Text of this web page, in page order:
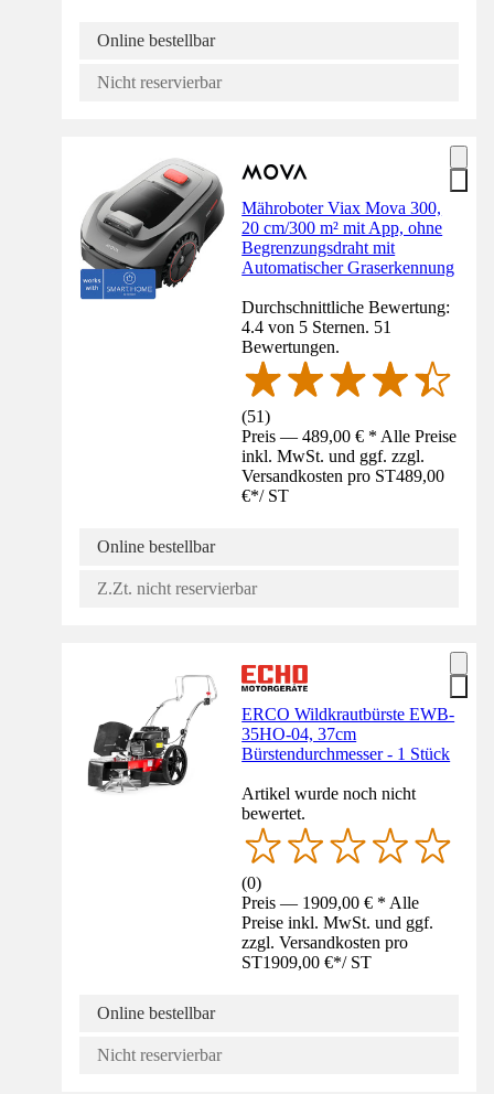
Online bestellbar
Nicht reservierbar
Mähroboter Viax Mova 300,
20 cm/300 m² mit App, ohne
Begrenzungsdraht mit
Automatischer Graserkennung
Durchschnittliche Bewertung:
4.4 von 5 Sternen. 51
Bewertungen.
(51)
Preis — 489,00 € * Alle Preise
inkl. MwSt. und ggf. zzgl.
Versandkosten pro ST489,00
€*/ ST
Online bestellbar
Z.Zt. nicht reservierbar
ERCO Wildkrautbürste EWB-
35HO-04, 37cm
Bürstendurchmesser - 1 Stück
Artikel wurde noch nicht
bewertet.
(0)
Preis — 1909,00 € * Alle
Preise inkl. MwSt. und ggf.
zzgl. Versandkosten pro
ST1909,00 €*/ ST
Online bestellbar
Nicht reservierbar